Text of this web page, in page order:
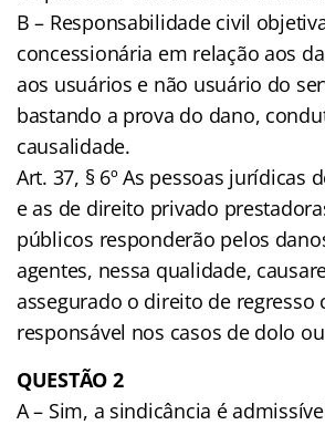
B – Responsabilidade civil
concessionária em relação aos
aos usuários e não usuário do
bastando a prova do dano,
causalidade.
Art. 37, § 6º As pessoas jurídicas
e as de direito privado
públicos responderão pelos
agentes, nessa qualidade,
assegurado o direito de regresso
responsável nos casos de dolo
QUESTÃO 2
A – Sim, a sindicância é